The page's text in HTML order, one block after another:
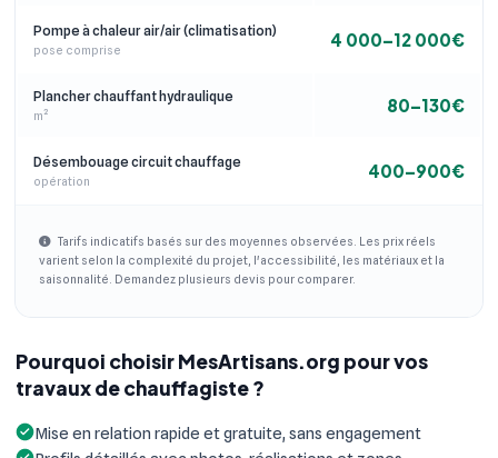
Pompe à chaleur air/air (climatisation)
pose comprise 4 000–12 000€
Plancher chauffant hydraulique
m² 80–130€
Désembouage circuit chauffage
opération 400–900€
Tarifs indicatifs basés sur des moyennes observées. Les prix réels
varient selon la complexité du projet, l'accessibilité, les matériaux et la
saisonnalité. Demandez plusieurs devis pour comparer.
Pourquoi choisir MesArtisans.org pour vos
travaux de chauffagiste ?
Mise en relation rapide et gratuite, sans engagement